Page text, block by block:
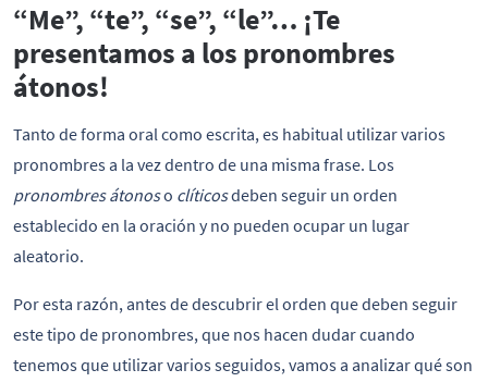
“Me”, “te”, “se”, “le”… ¡Te
presentamos a los pronombres
átonos!
Tanto de forma oral como escrita, es habitual utilizar varios
pronombres a la vez dentro de una misma frase. Los
pronombres átonoso clíticosdeben seguir un orden
establecido en la oración y no pueden ocupar un lugar
aleatorio.
Por esta razón, antes de descubrir el orden que deben seguir
este tipo de pronombres, que nos hacen dudar cuando
tenemos que utilizar varios seguidos, vamos a analizar qué son